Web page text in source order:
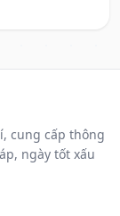
cung cấp thông
ngày tốt xấu